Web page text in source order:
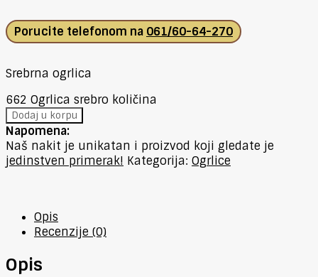
Porucite telefonom na 061/60-64-270
Srebrna ogrlica
662 Ogrlica srebro količina
Dodaj u korpu
Napomena:
Naš nakit je unikatan i proizvod koji gledate je
jedinstven primerak! Kategorija: Ogrlice
Opis
Recenzije (0)
Opis